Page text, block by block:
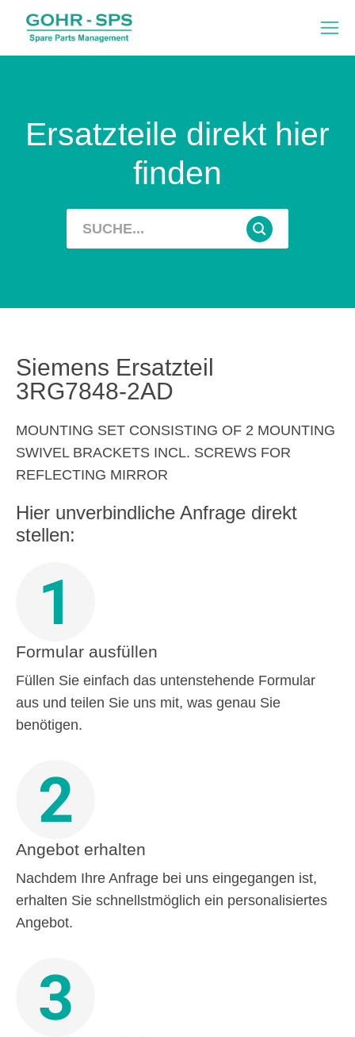
Ersatzteile direkt hier
finden
Siemens Ersatzteil
3RG7848-2AD
MOUNTING SET CONSISTING OF 2 MOUNTING
SWIVEL BRACKETS INCL. SCREWS FOR
REFLECTING MIRROR
Hier unverbindliche Anfrage direkt
stellen:
1
Formular ausfüllen
Füllen Sie einfach das untenstehende Formular
aus und teilen Sie uns mit, was genau Sie
benötigen.
2
Angebot erhalten
Nachdem Ihre Anfrage bei uns eingegangen ist,
erhalten Sie schnellstmöglich ein personalisiertes
Angebot.
3